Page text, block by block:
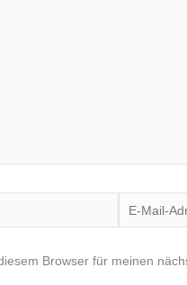
E-
Mail-
Browser für meinen